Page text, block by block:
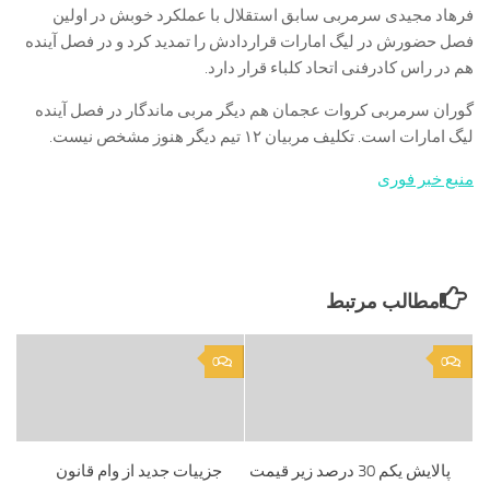
فرهاد مجیدی سرمربی سابق استقلال با عملکرد خوبش در اولین
فصل حضورش در لیگ امارات قراردادش را تمدید کرد و در فصل آینده
هم در راس کادرفنی اتحاد کلباء قرار دارد.
گوران سرمربی کروات عجمان هم دیگر مربی ماندگار در فصل آینده
لیگ امارات است. تکلیف مربیان ۱۲ تیم دیگر هنوز مشخص نیست.
منبع خبر فوری
مطالب مرتبط
0
جزيیات جدید از وام قانون
0
پالایش یکم 30 درصد زیر قیمت